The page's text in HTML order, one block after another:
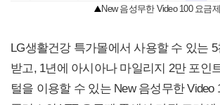
New 음성무한 Video 100 요금제
LG생활건강 특가몰에서 사용할 수 있는
받고, 1년에 아시아나 마일리지 2만 포인
털을 이용할 수 있는 New 음성무한 Video